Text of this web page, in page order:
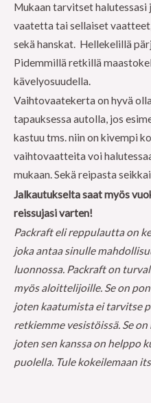
Mukaan tarvitset halutessasi
vaatetta tai sellaiset
sekä hanskat. Hellekelillä
Pidemmillä retkillä
kävelyosuudella.
Vaihtovaatekerta on hyvä
tapauksessa autolla, jos
kastuu tms. niin on kivempi
vaihtovaatteita voi
mukaan. Sekä reipasta
Jalkautukselta saat myös
reissujasi varten!
Packraft eli reppulautta on
joka antaa sinulle
luonnossa. Packraft on
myös aloittelijoille. Se on
joten kaatumista ei tarvitse
retkiemme vesistöissä. Se
joten sen kanssa on helppo
puolella. Tule kokeilemaan